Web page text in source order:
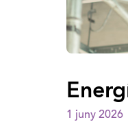
1 juny 2026